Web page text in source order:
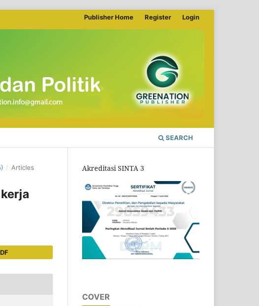
SEARCH
Publisher Home Register Login
/ Articles Akreditasi SINTA 3
COVER